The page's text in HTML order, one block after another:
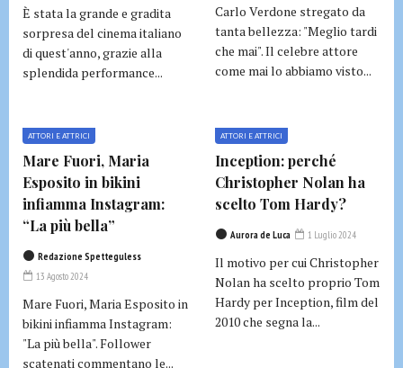
È stata la grande e gradita
sorpresa del cinema italiano
di quest'anno, grazie alla
splendida performance...
Carlo Verdone stregato da
tanta bellezza: "Meglio tardi
che mai". Il celebre attore
come mai lo abbiamo visto...
ATTORI E ATTRICI
Mare Fuori, Maria
Esposito in bikini
infiamma Instagram:
“La più bella”
Redazione Spetteguless
13 Agosto 2024
Mare Fuori, Maria Esposito in
bikini infiamma Instagram:
"La più bella". Follower
scatenati commentano le...
ATTORI E ATTRICI
Inception: perché
Christopher Nolan ha
scelto Tom Hardy?
Aurora de Luca 1 Luglio 2024
Il motivo per cui Christopher
Nolan ha scelto proprio Tom
Hardy per Inception, film del
2010 che segna la...